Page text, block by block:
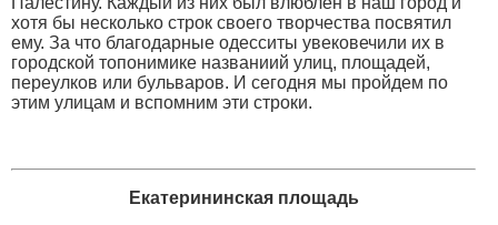
хотя бы несколько строк своего творчества посвятил
ему. За что благодарные одесситы увековечили их в
городской топонимике названиий улиц, площадей,
переулков или бульваров. И сегодня мы пройдем по
этим улицам и вспомним эти строки.
Екатерининская площадь